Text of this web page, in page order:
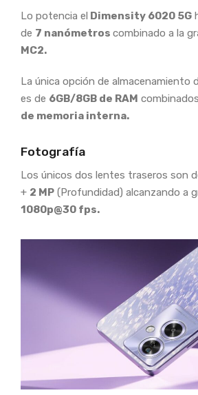
Lo potencia el Dimensity 6020 5G
de 7 nanómetros combinado a la
MC2.
La única opción de almacenamiento
es de 6GB/8GB de RAM
de memoria interna.
Fotografía
Los únicos dos lentes traseros son
+ 2 MP (Profundidad) alcanzando a
1080p@30 fps.